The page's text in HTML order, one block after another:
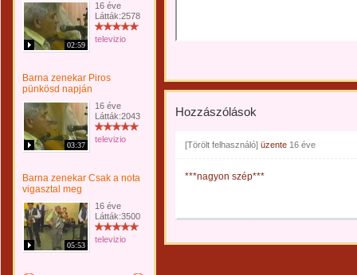
02:59
16 éve
Látták:2578
televizio
Barna zenekar Piros
pünkösd napján
03:37
16 éve
Látták:2043
televizio
Barna zenekar Csak a nota
vigasztal meg
05:53
16 éve
Látták:3500
televizio
Hozzászólások
[Törölt felhasználó] üzente 16 éve
***nagyon szép***